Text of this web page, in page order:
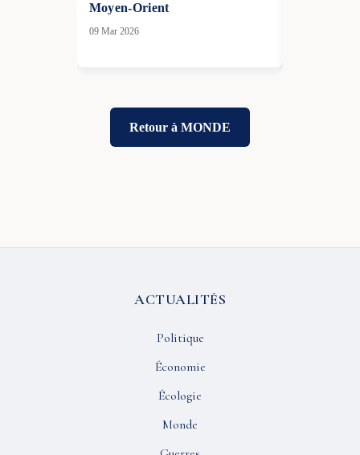
Moyen-Orient
09 Mar 2026
Retour à MONDE
ACTUALITÉS
Politique
Économie
Écologie
Monde